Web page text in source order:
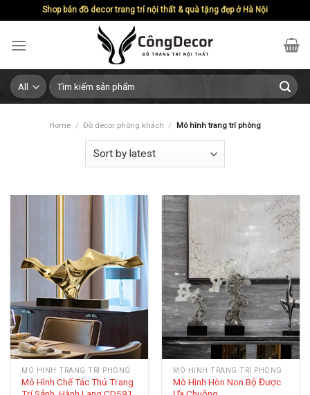
content
Shop bán đồ decor trang trí nội thất & quà tặng đẹp ở Hà Nội
Search
for:
Home / Đồ decor phòng khách / Mô hình trang trí phòng
MÔ HÌNH TRANG TRÍ PHÒNG
Mô Hình Chế Tác Thủ Trang
MÔ HÌNH TRANG TRÍ PHÒNG
Mô Hình Hòn Non Bộ Được